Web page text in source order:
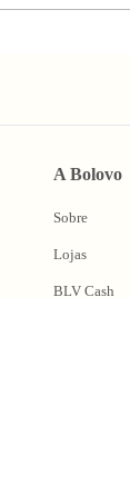
A Bolovo
Sobre
Lojas
BLV Cash